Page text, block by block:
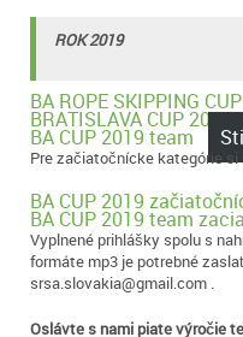
ROK 2019
BA ROPE SKIPPING
BRATISLAVA CUP
BA CUP 2019 team
Pre začiatočnícke kategórie
BA CUP 2019
BA CUP 2019 team
Vyplnené prihlášky spolu s
formáte mp3 je potrebné
srsa.slovakia@gmail.com .
Oslávte s nami piate výročie